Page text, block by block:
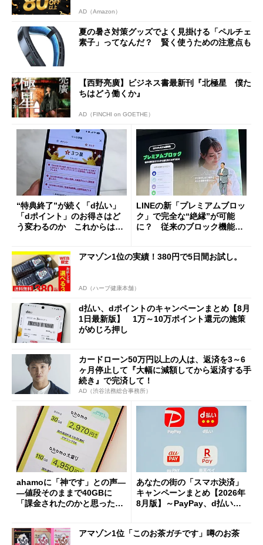
AD（Amazon）
夏の暑さ対策グッズでよく見掛ける「ペルチェ
素子」ってなんだ？ 賢く使うための注意点も
【西野亮廣】ビジネス書最新刊『北極星 僕た
ちはどう働くか』
AD（FINCHI on GOETHE）
“特典終了”が続く「d払い」
「dポイント」のお得さはど
う変わるのか これからは
LINEの新「プレミアムブロッ
ク」で完全な“絶縁”が可能
に？ 従来のブロック機能と
アマゾン1位の実績！380円で5日間お試し。
AD（ハーブ健康本舗）
d払い、dポイントのキャンペーンまとめ【8月
1日最新版】 1万～10万ポイント還元の施策
がめじろ押し
カードローン50万円以上の人は、返済を3～6
ヶ月停止して『大幅に減額してから返済する手
続き』で完済して！
AD（渋谷法務総合事務所）
ahamoに「神です」との声―
―値段そのままで40GBに
「課金されたのかと思った」
あなたの街の「スマホ決済」
キャンペーンまとめ【2026年
8月版】～PayPay、d払い、a
アマゾン1位「このお茶ガチです」噂のお茶